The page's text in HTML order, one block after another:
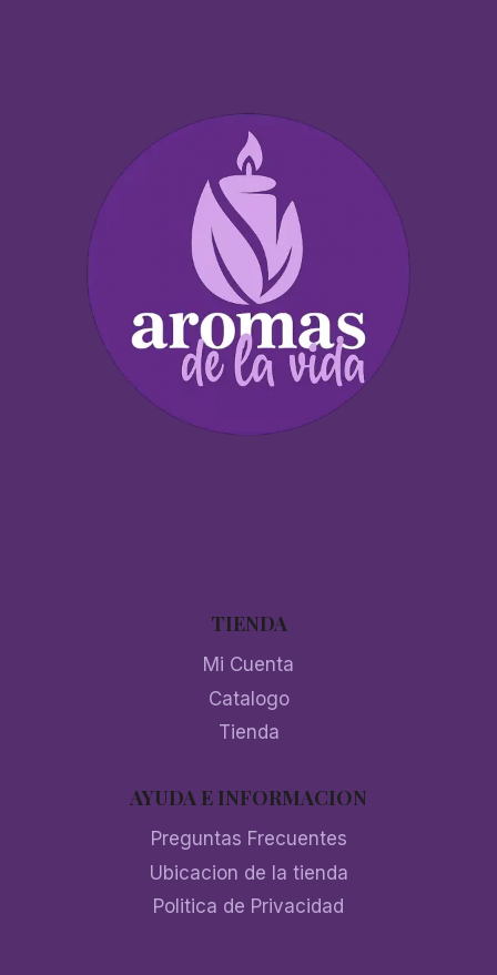
TIENDA
Mi Cuenta
Catalogo
Tienda
AYUDA E INFORMACION
Preguntas Frecuentes
Ubicacion de la tienda
Politica de Privacidad